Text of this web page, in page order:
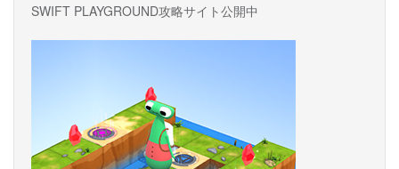
SWIFT PLAYGROUND攻略サイト公開中